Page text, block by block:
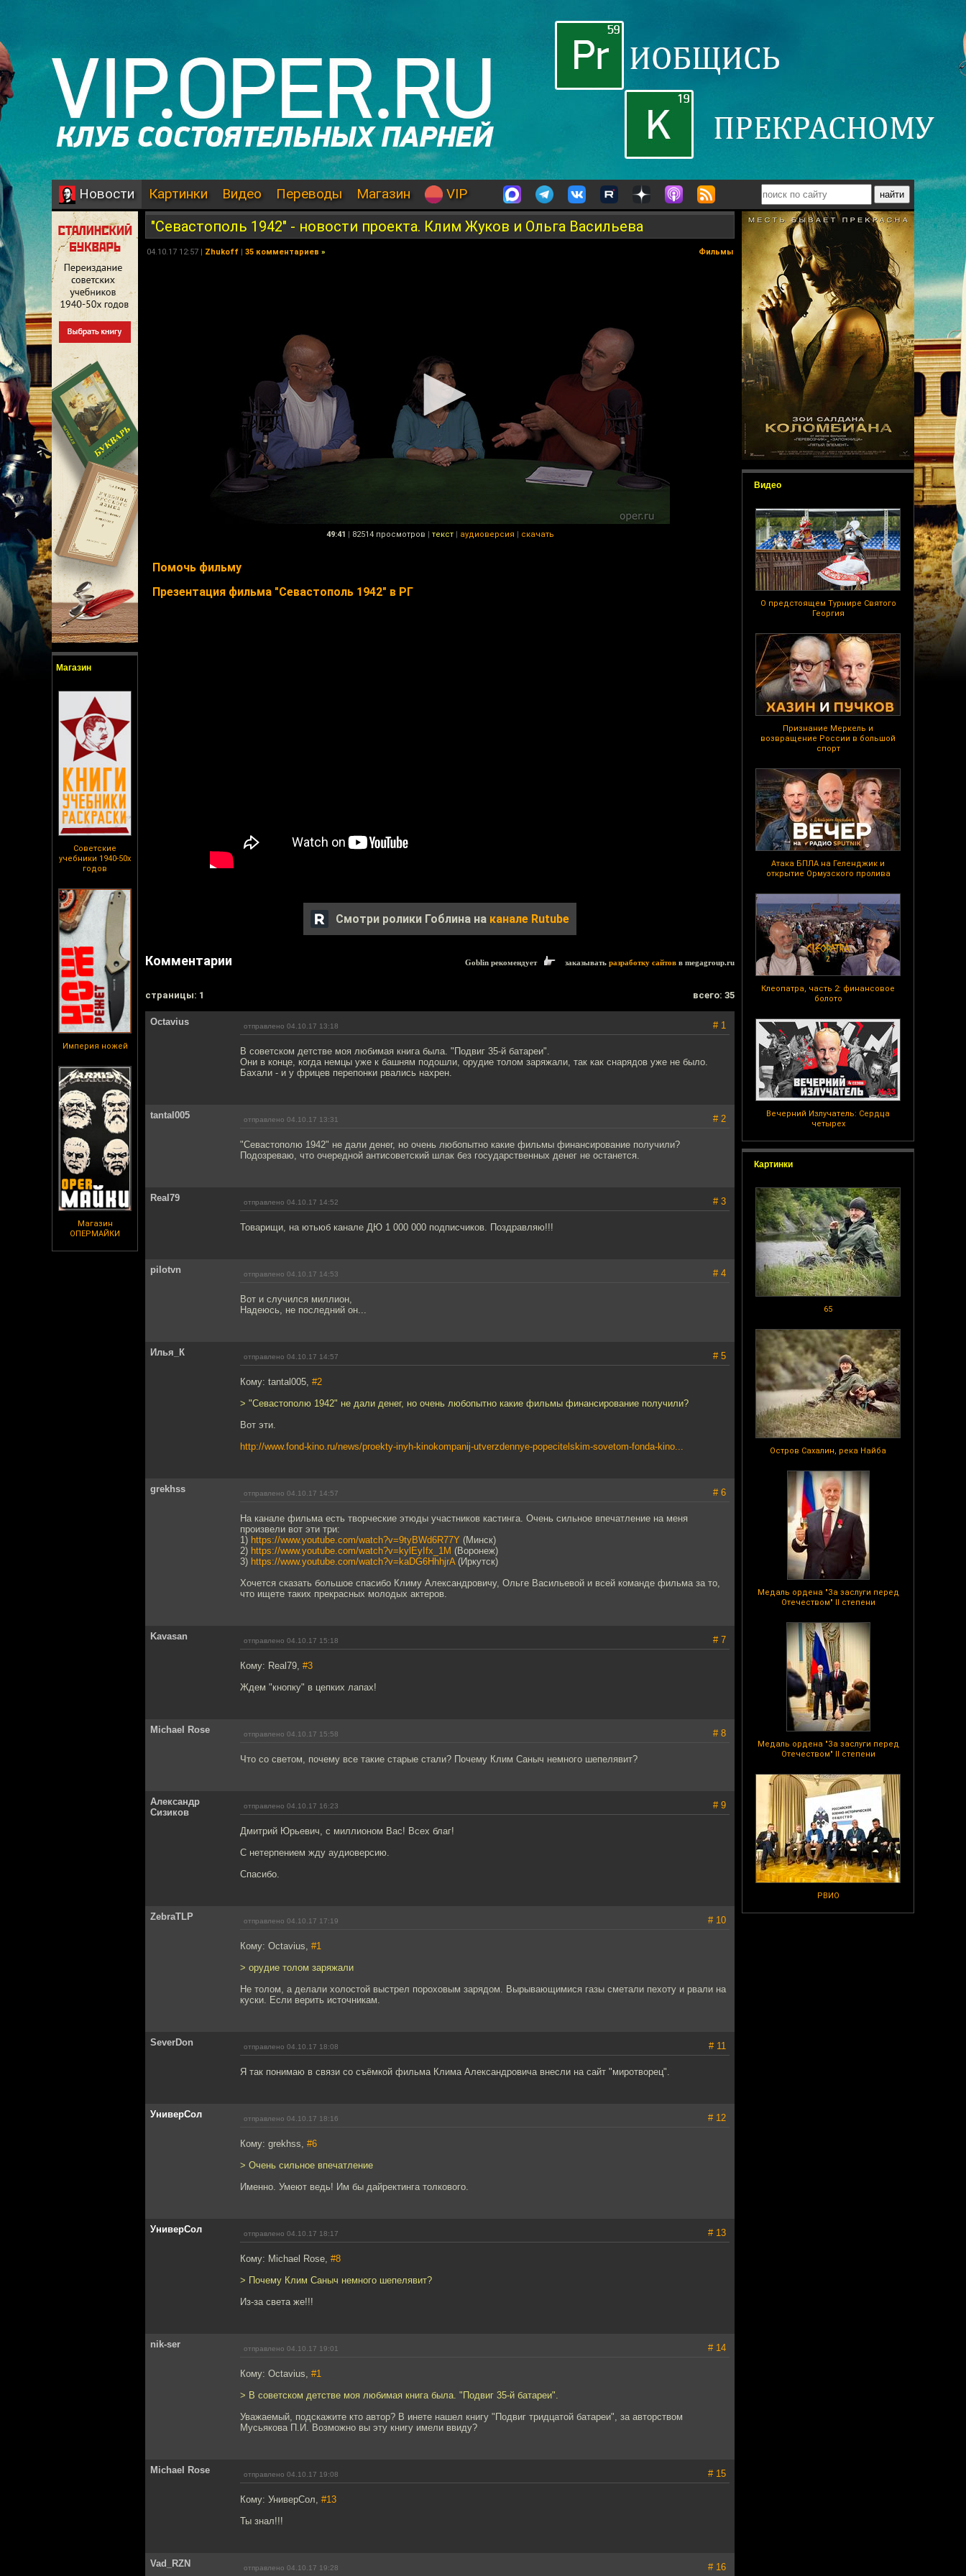
Новости Картинки Видео Переводы Магазин VIP
Магазин
Советские
учебники 1940-50х
годов
Империя ножей
Магазин
ОПЕРМАЙКИ
Видео
О предстоящем Турнире Святого
Георгия
Признание Меркель и
возвращение России в большой
спорт
Атака БПЛА на Геленджик и
открытие Ормузского пролива
Клеопатра, часть 2: финансовое
болото
Вечерний Излучатель: Сердца
четырех
Картинки
65
Остров Сахалин, река Найба
Медаль ордена "За заслуги перед
Отечеством" II степени
Медаль ордена "За заслуги перед
Отечеством" II степени
РВИО
"Севастополь 1942" - новости проекта. Клим Жуков и Ольга Васильева
04.10.17 12:57 | Zhukoff | 35 комментариев » Фильмы
49:41 | 82514 просмотров | текст | аудиоверсия | скачать
Помочь фильму
Презентация фильма "Севастополь 1942" в РГ
Смотри ролики Гоблина на канале Rutube
Комментарии Goblin рекомендует заказывать разработку сайтов в megagroup.ru
cтраницы: 1 всего: 35
Octavius отправлено 04.10.17 13:18 # 1
В советском детстве моя любимая книга была. "Подвиг 35-й батареи".
Они в конце, когда немцы уже к башням подошли, орудие толом заряжали, так как снарядов уже не было.
Бахали - и у фрицев перепонки рвались нахрен.
tantal005 отправлено 04.10.17 13:31 # 2
"Севастополю 1942" не дали денег, но очень любопытно какие фильмы финансирование получили?
Подозреваю, что очередной антисоветский шлак без государственных денег не останется.
Real79 отправлено 04.10.17 14:52 # 3
Товарищи, на ютьюб канале ДЮ 1 000 000 подписчиков. Поздравляю!!!
pilotvn отправлено 04.10.17 14:53 # 4
Вот и случился миллион,
Надеюсь, не последний он...
Илья_К отправлено 04.10.17 14:57 # 5
Кому: tantal005, #2
> "Севастополю 1942" не дали денег, но очень любопытно какие фильмы финансирование получили?
Вот эти.
http://www.fond-kino.ru/news/proekty-inyh-kinokompanij-utverzdennye-popecitelskim-sovetom-fonda-kino...
grekhss отправлено 04.10.17 14:57 # 6
На канале фильма есть творческие этюды участников кастинга. Очень сильное впечатление на меня
произвели вот эти три:
1) https://www.youtube.com/watch?v=9tyBWd6R77Y (Минск)
2) https://www.youtube.com/watch?v=kylEyIfx_1M (Воронеж)
3) https://www.youtube.com/watch?v=kaDG6HhhjrA(Иркутск)
Хочется сказать большое спасибо Климу Александровичу, Ольге Васильевой и всей команде фильма за то,
что ищете таких прекрасных молодых актеров.
Kavasan отправлено 04.10.17 15:18 # 7
Кому: Real79, #3
Ждем "кнопку" в цепких лапах!
Michael Rose отправлено 04.10.17 15:58 # 8
Что со светом, почему все такие старые стали? Почему Клим Саныч немного шепелявит?
Александр
Сизиков
отправлено 04.10.17 16:23 # 9
Дмитрий Юрьевич, с миллионом Вас! Всех благ!
С нетерпением жду аудиоверсию.
Спасибо.
ZebraTLP отправлено 04.10.17 17:19 # 10
Кому: Octavius, #1
> орудие толом заряжали
Не толом, а делали холостой выстрел пороховым зарядом. Вырывающимися газы сметали пехоту и рвали на
куски. Если верить источникам.
SeverDon отправлено 04.10.17 18:08 # 11
Я так понимаю в связи со съёмкой фильма Клима Александровича внесли на сайт "миротворец".
УниверСол отправлено 04.10.17 18:16 # 12
Кому: grekhss, #6
> Очень сильное впечатление
Именно. Умеют ведь! Им бы дайректинга толкового.
УниверСол отправлено 04.10.17 18:17 # 13
Кому: Michael Rose, #8
> Почему Клим Саныч немного шепелявит?
Из-за света же!!!
nik-ser отправлено 04.10.17 19:01 # 14
Кому: Octavius, #1
> В советском детстве моя любимая книга была. "Подвиг 35-й батареи".
Уважаемый, подскажите кто автор? В инете нашел книгу "Подвиг тридцатой батареи", за авторством
Мусьякова П.И. Возможно вы эту книгу имели ввиду?
Michael Rose отправлено 04.10.17 19:08 # 15
Кому: УниверСол, #13
Ты знал!!!
Vad_RZN отправлено 04.10.17 19:28 # 16